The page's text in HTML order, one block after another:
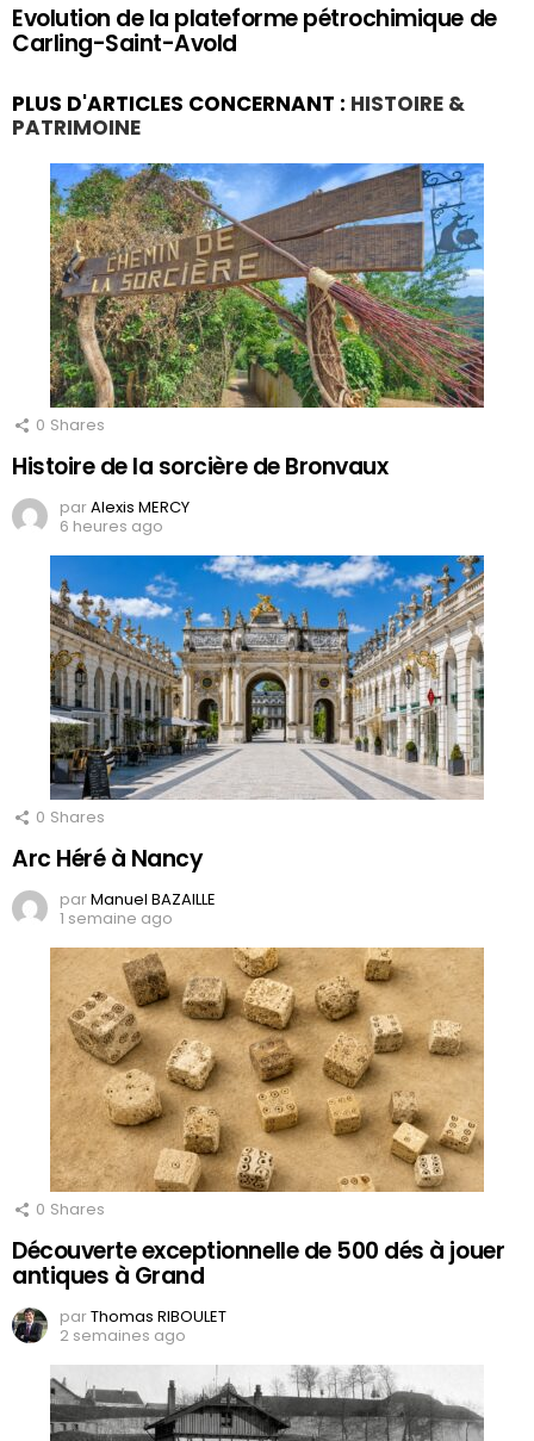
Evolution de la plateforme pétrochimique de
Carling-Saint-Avold
PLUS D'ARTICLES CONCERNANT : HISTOIRE &
PATRIMOINE
0 Shares
Histoire de la sorcière de Bronvaux
parAlexis MERCY
6 heures ago
0 Shares
Arc Héré à Nancy
parManuel BAZAILLE
1 semaine ago
0 Shares
Découverte exceptionnelle de 500 dés à jouer
antiques à Grand
parThomas RIBOULET
2 semaines ago